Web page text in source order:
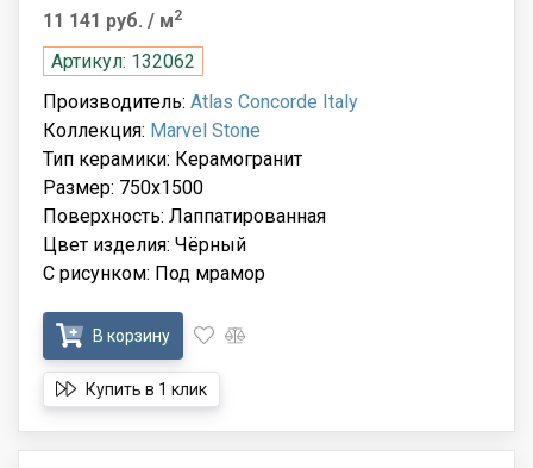
11 141 руб. / м2
Артикул: 132062
Производитель: Atlas Concorde Italy
Коллекция: Marvel Stone
Тип керамики: Керамогранит
Размер: 750x1500
Поверхность: Лаппатированная
Цвет изделия: Чёрный
С рисунком: Под мрамор
В корзину
Купить в 1 клик